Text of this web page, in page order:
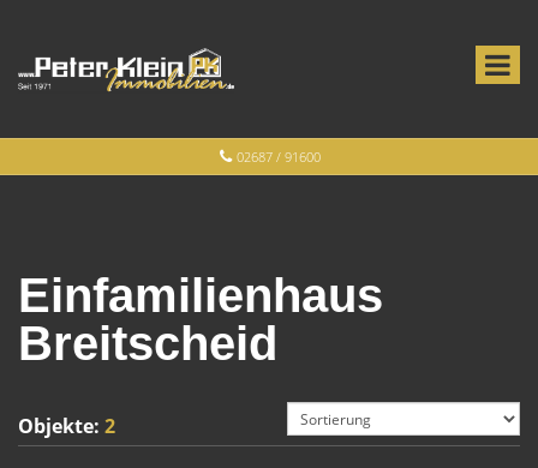
02687 / 91600
Einfamilienhaus
Breitscheid
Objekte: 2